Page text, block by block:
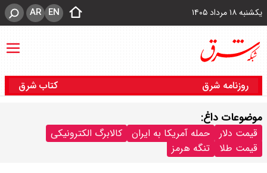
یکشنبه ۱۸ مرداد ۱۴۰۵ EN
AR
روزنامه شرق کتاب شرق
موضوعات داغ:
قیمت دلار حمله آمریکا به ایران
کالابرگ الکترونیکی
قیمت طلا
تنگه هرمز